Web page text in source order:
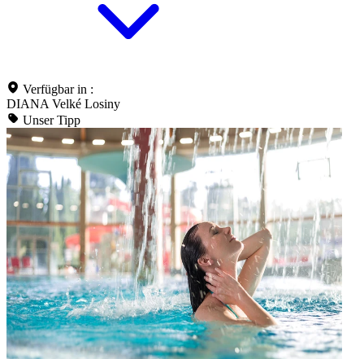
Verfügbar in :
DIANA Velké Losiny
Unser Tipp